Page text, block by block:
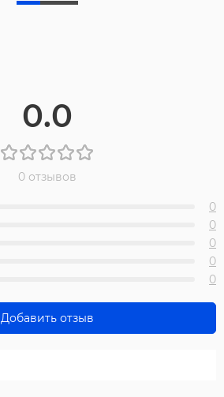
0.0
0 отзывов
0
0
0
0
0
Добавить отзыв